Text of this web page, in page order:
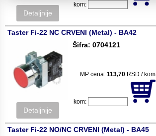
Detaljnije
kom:
Taster Fi-22 NC CRVENI (Metal) - BA42
Detaljnije
Šifra: 0704121
MP cena: 113,70 RSD / kom
kom:
Taster Fi-22 NO/NC CRVENI (Metal) - BA45